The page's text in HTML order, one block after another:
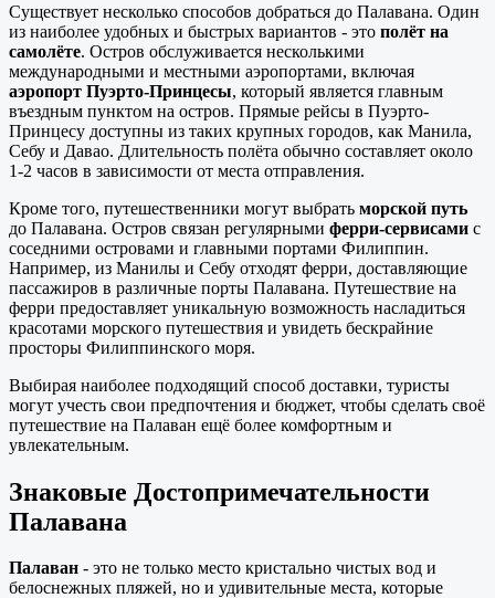
Существует несколько способов добраться до Палавана. Один
из наиболее удобных и быстрых вариантов - это полёт на
самолёте. Остров обслуживается несколькими
международными и местными аэропортами, включая
аэропорт Пуэрто-Принцесы, который является главным
въездным пунктом на остров. Прямые рейсы в Пуэрто-
Принцесу доступны из таких крупных городов, как Манила,
Себу и Давао. Длительность полёта обычно составляет около
1-2 часов в зависимости от места отправления.
Кроме того, путешественники могут выбрать морской путь
до Палавана. Остров связан регулярными ферри-сервисами с
соседними островами и главными портами Филиппин.
Например, из Манилы и Себу отходят ферри, доставляющие
пассажиров в различные порты Палавана. Путешествие на
ферри предоставляет уникальную возможность насладиться
красотами морского путешествия и увидеть бескрайние
просторы Филиппинского моря.
Выбирая наиболее подходящий способ доставки, туристы
могут учесть свои предпочтения и бюджет, чтобы сделать своё
путешествие на Палаван ещё более комфортным и
увлекательным.
Знаковые Достопримечательности
Палавана
Палаван - это не только место кристально чистых вод и
белоснежных пляжей, но и удивительные места, которые